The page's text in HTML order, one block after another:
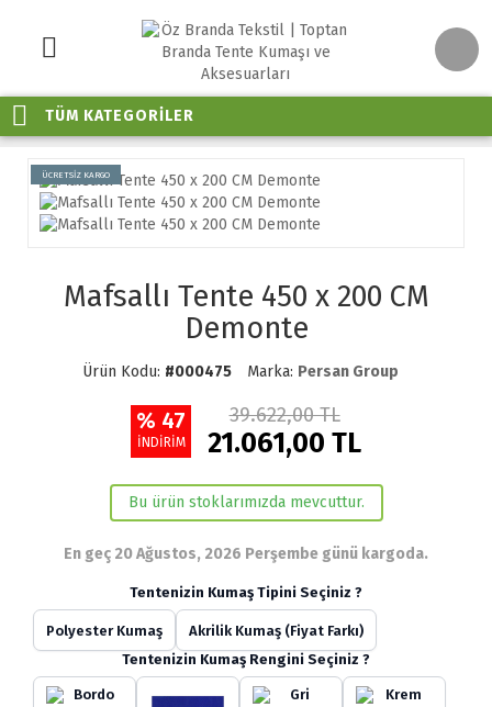
TÜM KATEGORİLER
ÜCRETSİZ KARGO
Mafsallı Tente 450 x 200 CM
Demonte
Ürün Kodu: #000475 Marka: Persan Group
% 47
İNDİRİM
39.622,00 TL
21.061,00 TL
Bu ürün stoklarımızda mevcuttur.
En geç 20 Ağustos, 2026 Perşembe günü kargoda.
Tentenizin Kumaş Tipini Seçiniz ?
Polyester Kumaş
Akrilik Kumaş (Fiyat Farkı)
Tentenizin Kumaş Rengini Seçiniz ?